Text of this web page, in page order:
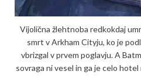
Vijolična žlehtnoba redkokdaj
smrt v Arkham Cityju, ko je
vbrizgal v prvem poglavju. A
sovraga ni vesel in ga je celo